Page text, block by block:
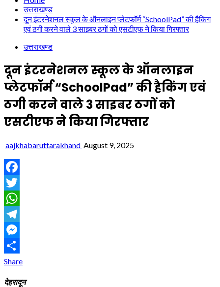
उत्तराखण्ड
दून इंटरनेशनल स्कूल के ऑनलाइन प्लेटफॉर्म “SchoolPad” की हैकिंग
एवं ठगी करने वाले 3 साइबर ठगों को एसटीएफ ने किया गिरफ्तार
उत्तराखण्ड
दून इंटरनेशनल स्कूल के ऑनलाइन
प्लेटफॉर्म “SchoolPad” की हैकिंग एवं
ठगी करने वाले 3 साइबर ठगों को
एसटीएफ ने किया गिरफ्तार
aajkhabaruttarakhand August 9, 2025
Facebook
Twitter
WhatsApp
Telegram
Messenger
Share
देहरादून